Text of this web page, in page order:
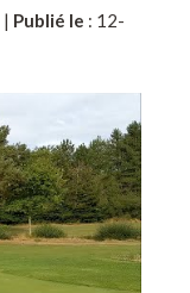
| Publié le : 12-